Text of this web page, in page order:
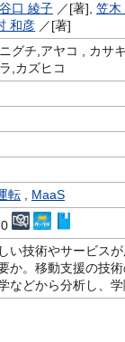
谷口 綾子 ／[著], 笠木
和彦 ／[著]
グチ,アヤコ , カサ
,カズヒコ
転
MaaS
い技術やサービス
か。移動支援の技
などから分析し、